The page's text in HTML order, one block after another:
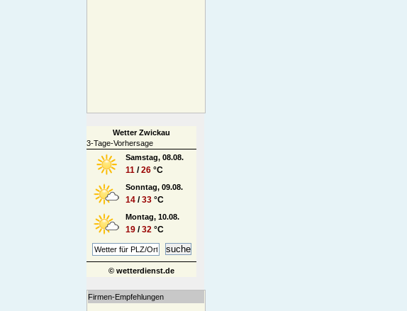
Wetter Zwickau
3-Tage-Vorhersage
Samstag, 08.08.
11 /26 °C
Sonntag, 09.08.
14 /33 °C
Montag, 10.08.
19 /32 °C
© wetterdienst.de
Firmen-Empfehlungen